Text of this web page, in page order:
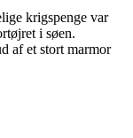
krigspenge var
i søen.
af et stort marmor